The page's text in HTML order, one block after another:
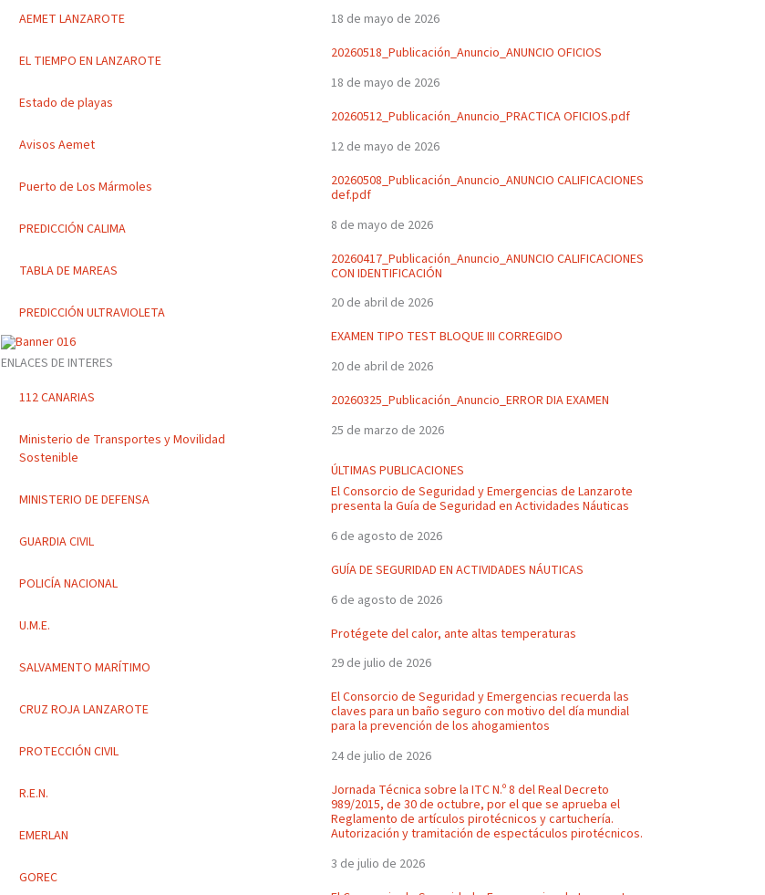
AEMET LANZAROTE
EL TIEMPO EN LANZAROTE
Estado de playas
Avisos Aemet
Puerto de Los Mármoles
PREDICCIÓN CALIMA
TABLA DE MAREAS
PREDICCIÓN ULTRAVIOLETA
ENLACES DE INTERES
112 CANARIAS
Ministerio de Transportes y Movilidad
Sostenible
MINISTERIO DE DEFENSA
GUARDIA CIVIL
POLICÍA NACIONAL
U.M.E.
SALVAMENTO MARÍTIMO
CRUZ ROJA LANZAROTE
PROTECCIÓN CIVIL
R.E.N.
EMERLAN
GOREC
18 de mayo de 2026
20260518_Publicación_Anuncio_ANUNCIO OFICIOS
18 de mayo de 2026
20260512_Publicación_Anuncio_PRACTICA OFICIOS.pdf
12 de mayo de 2026
20260508_Publicación_Anuncio_ANUNCIO CALIFICACIONES
def.pdf
8 de mayo de 2026
20260417_Publicación_Anuncio_ANUNCIO CALIFICACIONES
CON IDENTIFICACIÓN
20 de abril de 2026
EXAMEN TIPO TEST BLOQUE III CORREGIDO
20 de abril de 2026
20260325_Publicación_Anuncio_ERROR DIA EXAMEN
25 de marzo de 2026
ÚLTIMAS PUBLICACIONES
El Consorcio de Seguridad y Emergencias de Lanzarote
presenta la Guía de Seguridad en Actividades Náuticas
6 de agosto de 2026
GUÍA DE SEGURIDAD EN ACTIVIDADES NÁUTICAS
6 de agosto de 2026
Protégete del calor, ante altas temperaturas
29 de julio de 2026
El Consorcio de Seguridad y Emergencias recuerda las
claves para un baño seguro con motivo del día mundial
para la prevención de los ahogamientos
24 de julio de 2026
Jornada Técnica sobre la ITC N.º 8 del Real Decreto
989/2015, de 30 de octubre, por el que se aprueba el
Reglamento de artículos pirotécnicos y cartuchería.
Autorización y tramitación de espectáculos pirotécnicos.
3 de julio de 2026